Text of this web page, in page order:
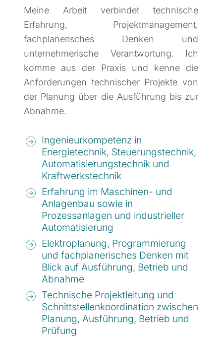
Meine Arbeit verbindet technische
Erfahrung, Projektmanagement,
fachplanerisches Denken und
unternehmerische Verantwortung. Ich
komme aus der Praxis und kenne die
Anforderungen technischer Projekte von
der Planung über die Ausführung bis zur
Abnahme.
Ingenieurkompetenz in
Energietechnik, Steuerungstechnik,
Automatisierungstechnik und
Kraftwerkstechnik
Erfahrung im Maschinen- und
Anlagenbau sowie in
Prozessanlagen und industrieller
Automatisierung
Elektroplanung, Programmierung
und fachplanerisches Denken mit
Blick auf Ausführung, Betrieb und
Abnahme
Technische Projektleitung und
Schnittstellenkoordination zwischen
Planung, Ausführung, Betrieb und
Prüfung